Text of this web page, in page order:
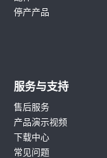
停产产品
服务与支持
售后服务
产品演示视频
下载中心
常见问题